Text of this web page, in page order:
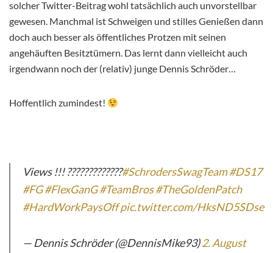
solcher Twitter-Beitrag wohl tatsächlich auch unvorstellbar
gewesen. Manchmal ist Schweigen und stilles Genießen dann
doch auch besser als öffentliches Protzen mit seinen
angehäuften Besitztümern. Das lernt dann vielleicht auch
irgendwann noch der (relativ) junge Dennis Schröder…
Hoffentlich zumindest!
Views !!! ?????????????#SchrodersSwagTeam#DS17
#FG#FlexGanG#TeamBros#TheGoldenPatch
#HardWorkPaysOffpic.twitter.com/HksND5SDse
— Dennis Schröder (@DennisMike93)2. August